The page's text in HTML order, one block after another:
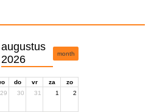
augustus
2026
month
do vr za
zo
29 30 31 1 2